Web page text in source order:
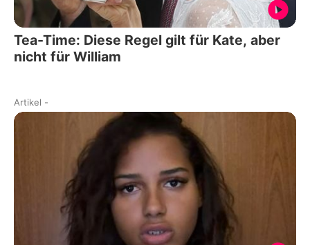
Tea-Time: Diese Regel gilt für Kate, aber
nicht für William
Artikel -